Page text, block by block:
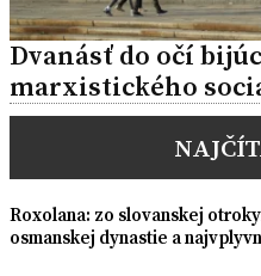
Dvanásť do očí
marxistického
Roxolana: zo slovanskej
osmanskej dynastie a